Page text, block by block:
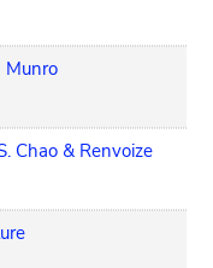
Munro
Chao & Renvoize